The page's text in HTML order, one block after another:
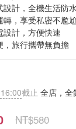
設計，全機生活防
轉，享受私密不尷
設計，方便快速
，旅行攜帶無負擔
截止 全店，全
NT$580